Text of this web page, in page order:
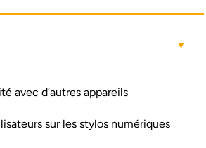
avec d’autres appareils
sur les stylos numériques